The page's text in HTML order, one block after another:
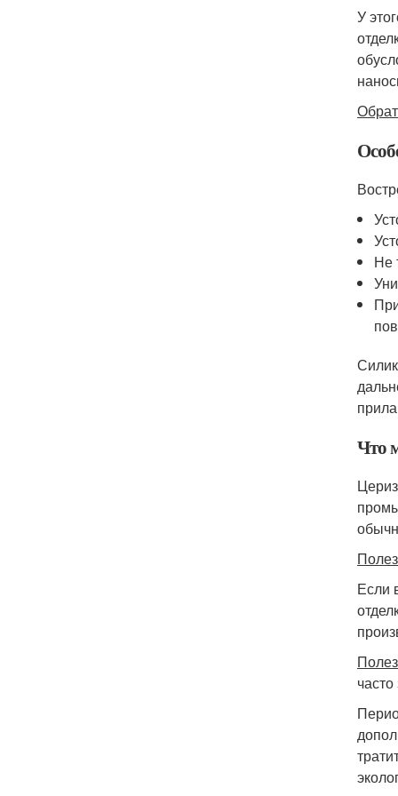
У
Не
Что
Если